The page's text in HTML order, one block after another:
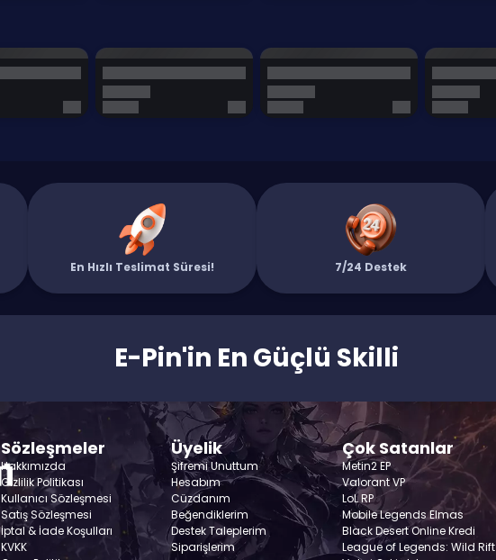
En Hızlı Teslimat Süresi! 7/24 Destek
E-Pin'in En Güçlü Skilli
Sözleşmeler
Hakkımızda
Gizlilik Politikası
Kullanıcı Sözleşmesi
Satış Sözleşmesi
İptal & İade Koşulları
KVKK
Üyelik
Şifremi Unuttum
Hesabım
Cüzdanım
Beğendiklerim
Destek Taleplerim
Siparişlerim
Çok Satanlar
Metin2 EP
Valorant VP
LoL RP
Mobile Legends Elmas
Black Desert Online Kredi
League of Legends: Wild Rift